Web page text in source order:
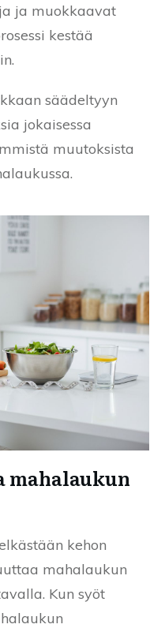
ja muokkaavat
kestää
säädeltyyn
jokaisessa
muutoksista
mahalaukun
kehon
mahalaukun
Kun syöt